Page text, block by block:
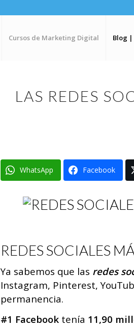
Cursos de Marketing Digital Blog
LAS REDES
WhatsApp Facebook
REDES SOCIALES
Ya sabemos que las redes
Instagram, Pinterest,
permanencia.
#1 Facebook tenía 11,90